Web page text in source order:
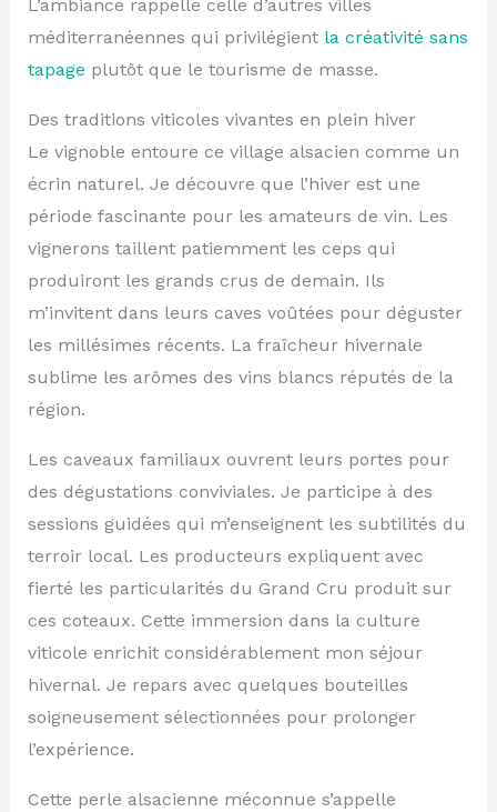
L’ambiance rappelle celle d’autres villes
méditerranéennes qui privilégient la créativité sans
tapage plutôt que le tourisme de masse.
Des traditions viticoles vivantes en plein hiver
Le vignoble entoure ce village alsacien comme un
écrin naturel. Je découvre que l’hiver est une
période fascinante pour les amateurs de vin. Les
vignerons taillent patiemment les ceps qui
produiront les grands crus de demain. Ils
m’invitent dans leurs caves voûtées pour déguster
les millésimes récents. La fraîcheur hivernale
sublime les arômes des vins blancs réputés de la
région.
Les caveaux familiaux ouvrent leurs portes pour
des dégustations conviviales. Je participe à des
sessions guidées qui m’enseignent les subtilités du
terroir local. Les producteurs expliquent avec
fierté les particularités du Grand Cru produit sur
ces coteaux. Cette immersion dans la culture
viticole enrichit considérablement mon séjour
hivernal. Je repars avec quelques bouteilles
soigneusement sélectionnées pour prolonger
l’expérience.
Cette perle alsacienne méconnue s’appelle